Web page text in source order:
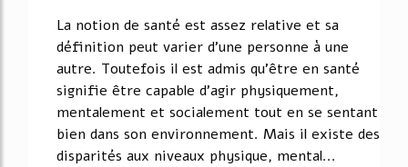
La notion de santé est assez relative et sa
définition peut varier d'une personne à une
autre. Toutefois il est admis qu'être en santé
signifie être capable d'agir physiquement,
mentalement et socialement tout en se sentant
bien dans son environnement. Mais il existe des
disparités aux niveaux physique, mental...